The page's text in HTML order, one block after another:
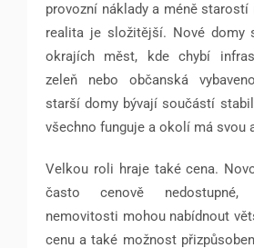
provozní náklady a méně starostí
realita je složitější. Nové domy
okrajích měst, kde chybí
zeleň nebo občanská
starší domy bývají součástí
všechno funguje a okolí má svou
Velkou roli hraje také cena.
často cenově
nemovitosti mohou nabídnout
cenu a také možnost